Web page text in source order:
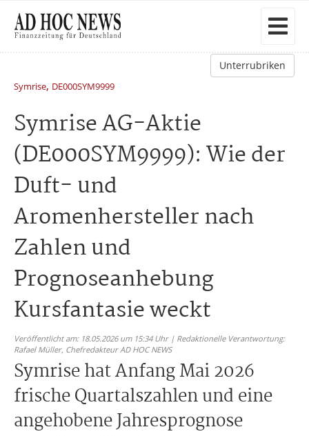
Unterrubriken
Symrise, DE000SYM9999
Symrise AG-Aktie
(DE000SYM9999): Wie der
Duft- und
Aromenhersteller nach
Zahlen und
Prognoseanhebung
Kursfantasie weckt
Veröffentlicht am: 18.05.2026 um 15:34 Uhr | Redaktionelle Verantwortung:
Rafael Müller, Chefredakteur AD HOC NEWS
Symrise hat Anfang Mai 2026
frische Quartalszahlen und eine
angehobene Jahresprognose